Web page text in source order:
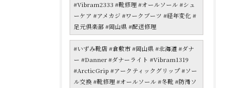
#Vibram2333 #靴修理 #オールソール #シュ
ーケア #アメカジ #ワークブーツ #経年変化 #
足元倶楽部 #岡山県 #配送修理
#いずみ靴店 #倉敷市 #岡山県 #北海道 #ダナ
ー #Danner #ダナーライト #Vibram1319
#ArcticGrip #アークティックグリップ #ソー
ル交換 #靴修理 #オールソール #冬靴 #防滑ソ